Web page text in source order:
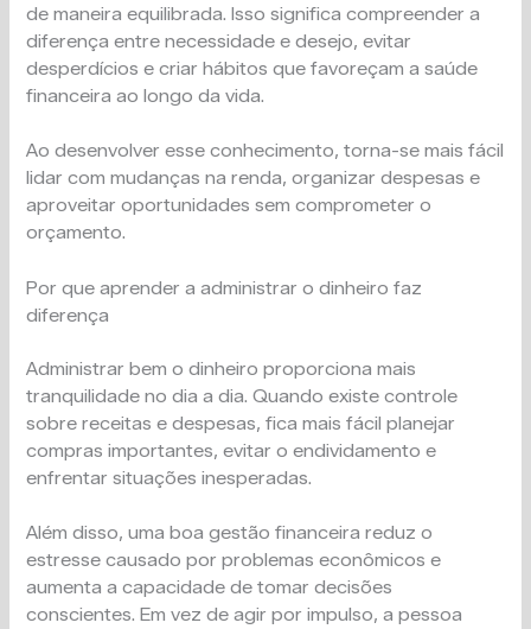
de maneira equilibrada. Isso significa compreender a
diferença entre necessidade e desejo, evitar
desperdícios e criar hábitos que favoreçam a saúde
financeira ao longo da vida.
Ao desenvolver esse conhecimento, torna-se mais fácil
lidar com mudanças na renda, organizar despesas e
aproveitar oportunidades sem comprometer o
orçamento.
Por que aprender a administrar o dinheiro faz
diferença
Administrar bem o dinheiro proporciona mais
tranquilidade no dia a dia. Quando existe controle
sobre receitas e despesas, fica mais fácil planejar
compras importantes, evitar o endividamento e
enfrentar situações inesperadas.
Além disso, uma boa gestão financeira reduz o
estresse causado por problemas econômicos e
aumenta a capacidade de tomar decisões
conscientes. Em vez de agir por impulso, a pessoa